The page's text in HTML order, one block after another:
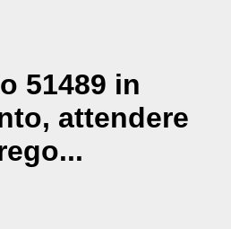
51489 in
attendere